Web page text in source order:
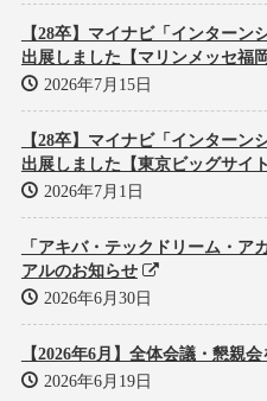
【28卒】マイナビ「インター
出展しました【マリンメッセ福岡
2026年7月15日
【28卒】マイナビ「インター
出展しました【東京ビッグサイト
2026年7月1日
「アキバ・テックドリーム・ア
アルのお知らせ
2026年6月30日
【2026年6月】全体会議・懇親
2026年6月19日